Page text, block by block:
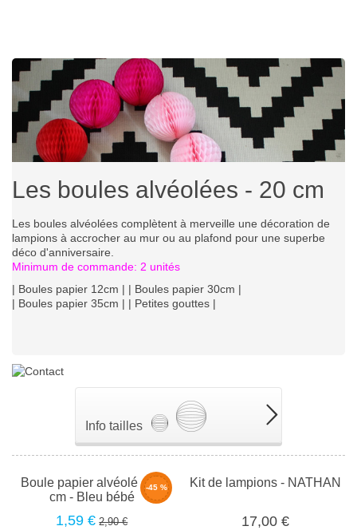
Les boules alvéolées - 20 cm
Les boules alvéolées complètent à merveille une décoration de
lampions à accrocher au mur ou au plafond pour une superbe
déco d'anniversaire.
Minimum de commande: 2 unités
| Boules papier 12cm | | Boules papier 30cm |
| Boules papier 35cm | | Petites gouttes |
Info tailles
-45 %
Boule papier alvéolé - 20
cm - Bleu bébé
1,59 € 2,90 €
Kit de lampions - NATHAN
17,00 €